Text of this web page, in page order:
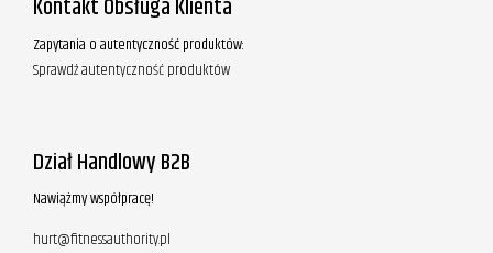
Kontakt Obsługa Klienta
Zapytania o autentyczność produktów:
Sprawdź autentyczność produktów
Dział Handlowy B2B
Nawiążmy współpracę!
hurt@fitnessauthority.pl